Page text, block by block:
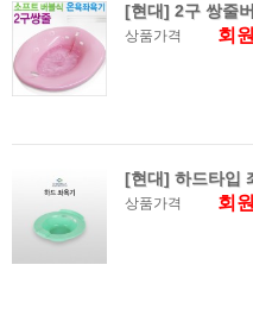
[현대] 2구 쌍줄
상품가격 회
[현대] 하드타입
상품가격 회